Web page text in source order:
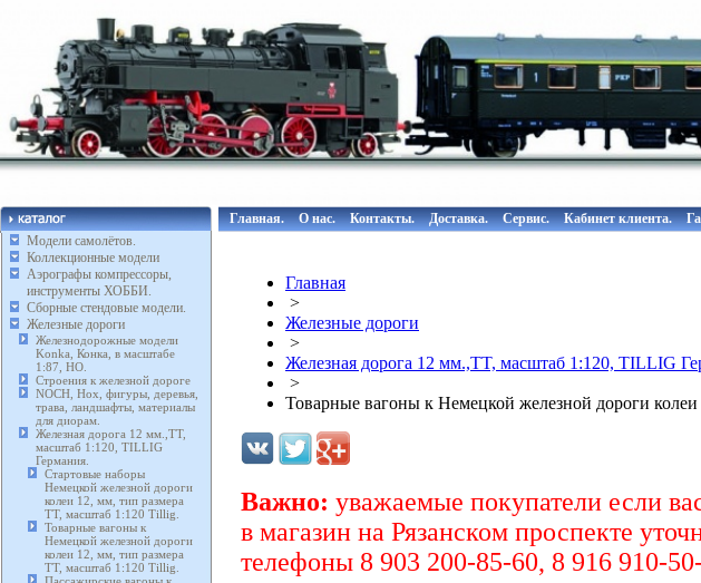
Модели самолётов.
Коллекционные модели
Аэрографы компрессоры,
инструменты ХОББИ.
Сборные стендовые модели.
Железные дороги
Железнодорожные модели
Konka, Конка, в масштабе
1:87, HO.
Строения к железной дороге
NOCH, Нох, фигуры, деревья,
трава, ландшафты, материалы
для диорам.
Железная дорога 12 мм.,TT,
масштаб 1:120, TILLIG
Германия.
Стартовые наборы
Немецкой железной дороги
колеи 12, мм, тип размера
TT, масштаб 1:120 Tillig.
Товарные вагоны к
Немецкой железной дороги
колеи 12, мм, тип размера
TT, масштаб 1:120 Tillig.
Главная. О нас. Контакты. Доставка. Сервис. Кабинет клиента.
Главная
>
Железные дороги
>
Железная дорога 12 мм.,TT, масштаб 1:120, TILLIG
>
Товарные вагоны к Немецкой железной дороги
Важно: уважаемые покупатели если
в магазин на Рязанском проспекте
телефоны 8 903 200-85-60, 8 916 910-